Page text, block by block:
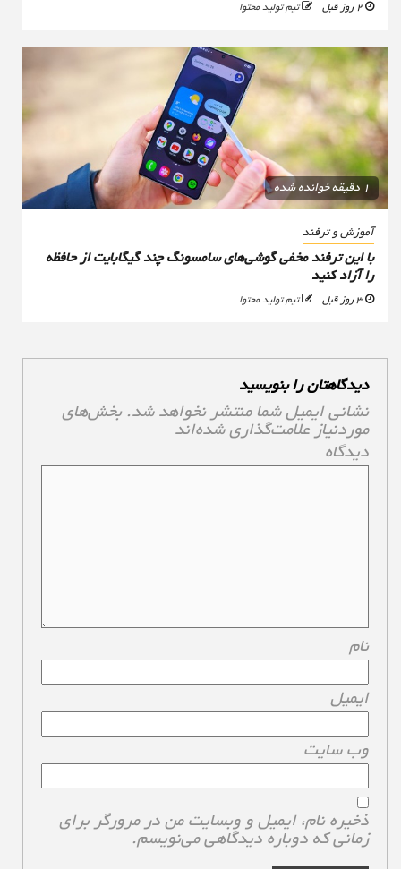
تیم تولید محتوا
1 دقیقه خوانده شده
آموزش و ترفند
با این ترفند مخفی گوشی‌های سامسونگ چند گیگابایت از حافظه
را آزاد کنید
تیم تولید محتوا
دیدگاهتان را بنویسید
نشانی ایمیل شما منتشر نخواهد شد.بخش‌های
موردنیاز علامت‌گذاری شده‌اند*
دیدگاه*
نام*
ایمیل*
وب‌ سایت
ذخیره نام، ایمیل و وبسایت من در مرورگر برای
زمانی که دوباره دیدگاهی می‌نویسم.